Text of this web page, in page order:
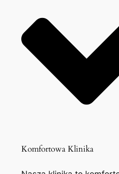
Komfortowa Klinika